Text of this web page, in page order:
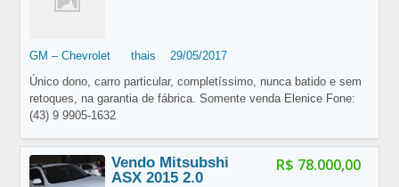
GM – Chevrolet thais
29/05/2017
Único dono, carro particular, completíssimo, nunca batido e sem
retoques, na garantia de fábrica. Somente venda Elenice Fone:
(43) 9 9905-1632
R$ 78.000,00
Vendo Mitsubshi
ASX 2015 2.0